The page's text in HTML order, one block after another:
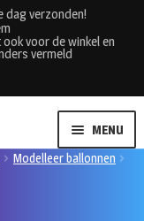
verzonden!
voor de winkel en
vermeld
MENU
Modelleer ballonnen